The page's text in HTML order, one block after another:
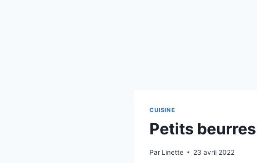
CUISINE
Petits beurres
Par Linette 23 avril 2022